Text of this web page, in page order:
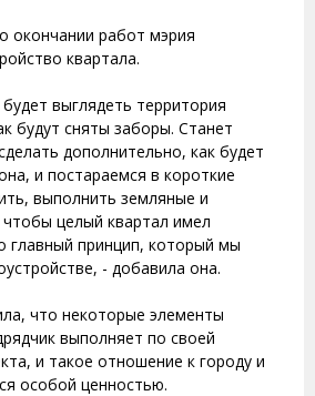
окончании работ мэрия
квартала.
выглядеть территория
будут сняты заборы. Станет
дополнительно, как будет
и постараемся в короткие
выполнить земляные и
целый квартал имел
главный принцип, который мы
- добавила она.
что некоторые элементы
выполняет по своей
и такое отношение к городу и
особой ценностью.